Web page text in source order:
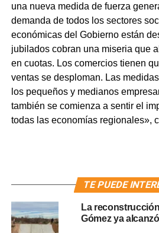
una nueva medida de fuerza
demanda de todos los sectores
económicas del Gobierno están
jubilados cobran una miseria que
en cuotas. Los comercios tienen
ventas se desploman. Las
los pequeños y medianos
también se comienza a sentir el
todas las economías regionales»,
TE PUEDE
La
Gómez ya